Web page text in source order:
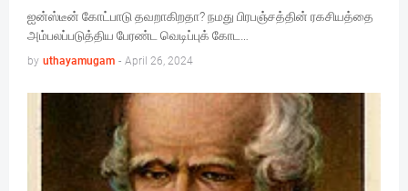
ஐன்ஸ்டீன் கோட்பாடு தவறாகிறதா? நமது பிரபஞ்சத்தின் ரகசியத்தை
அம்பலப்படுத்திய பேரண்ட வெடிப்புக் கோட…
by uthayamugam - April 26, 2024